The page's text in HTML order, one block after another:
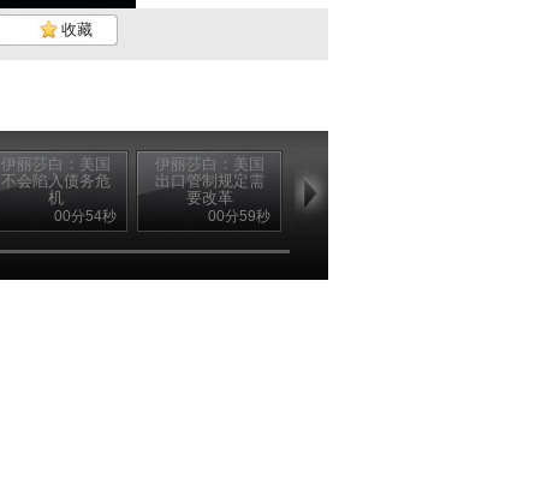
收藏
伊丽莎白：美国
不会陷入债务危
机
00分54秒
伊丽莎白：美国
出口管制规定需
要改革
00分59秒
大小银行均持有